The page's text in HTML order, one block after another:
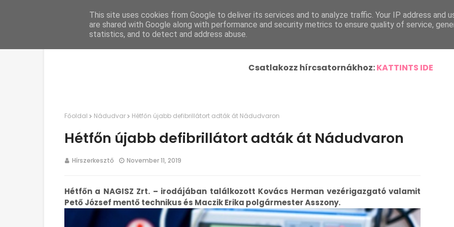
Címlap Helyi Hírek Ország-Világ Járásunk
Csatlakozz hírcsatornákhoz:KATTINTS IDE
Főoldal Nádudvar Hétfőn újabb defibrillátort adták át Nádudvaron
Hétfőn újabb defibrillátort adták át Nádudvaron
Hírszerkesztő November 11, 2019
Hétfőn a NAGISZ Zrt. – irodájában találkozott Kovács Herman vezérigazgató valamit
Pető József mentő technikus és Maczik Erika polgármester Asszony.
This site uses cookies from Google to deliver its services and to analyze traffic. Your IP address and
are shared with Google along with performance and security metrics to ensure quality of service,
statistics, and to detect and address abuse.